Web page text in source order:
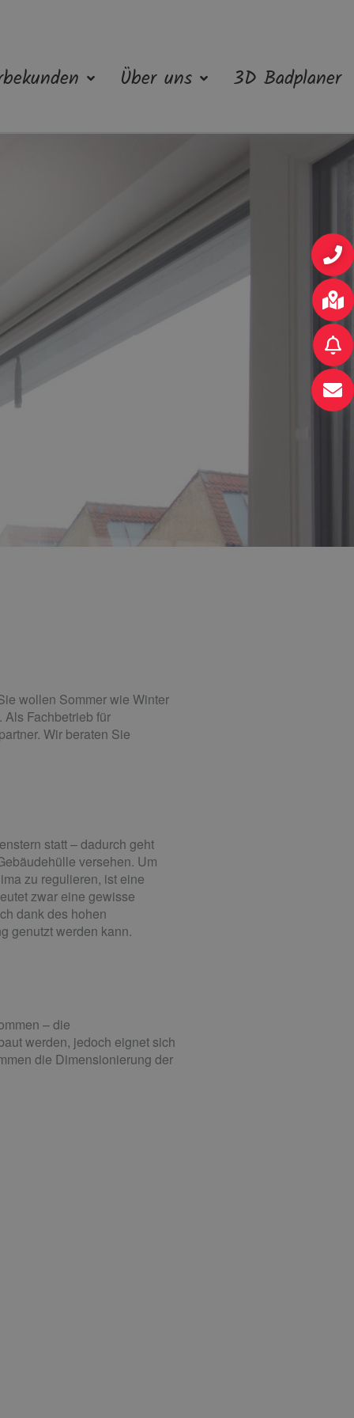
Über uns 3D Badplaner
wollen Sommer wie Winter
Fachbetrieb für
Wir beraten Sie
statt – dadurch geht
versehen. Um
zu regulieren, ist eine
zwar eine gewisse
dank des hohen
genutzt werden kann.
– die
werden, jedoch eignet sich
die Dimensionierung der